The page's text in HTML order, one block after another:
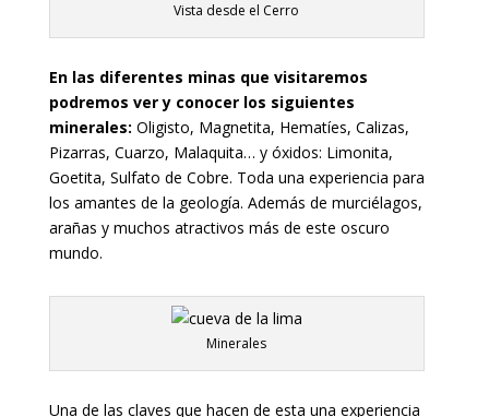
Vista desde el Cerro
En las diferentes minas que visitaremos
podremos ver y conocer los siguientes
minerales: Oligisto, Magnetita, Hematíes, Calizas,
Pizarras, Cuarzo, Malaquita… y óxidos: Limonita,
Goetita, Sulfato de Cobre. Toda una experiencia para
los amantes de la geología. Además de murciélagos,
arañas y muchos atractivos más de este oscuro
mundo.
Minerales
Una de las claves que hacen de esta una experiencia